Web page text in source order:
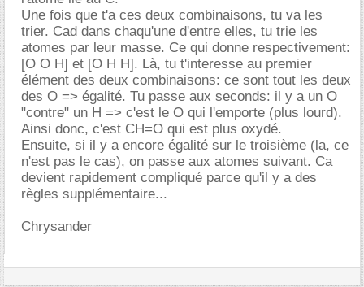
Une fois que t'a ces deux combinaisons, tu va les
trier. Cad dans chaqu'une d'entre elles, tu trie les
atomes par leur masse. Ce qui donne respectivement:
[O O H] et [O H H]. Là, tu t'interesse au premier
élément des deux combinaisons: ce sont tout les deux
des O => égalité. Tu passe aux seconds: il y a un O
"contre" un H => c'est le O qui l'emporte (plus lourd).
Ainsi donc, c'est CH=O qui est plus oxydé.
Ensuite, si il y a encore égalité sur le troisième (la, ce
n'est pas le cas), on passe aux atomes suivant. Ca
devient rapidement compliqué parce qu'il y a des
règles supplémentaire...
Chrysander